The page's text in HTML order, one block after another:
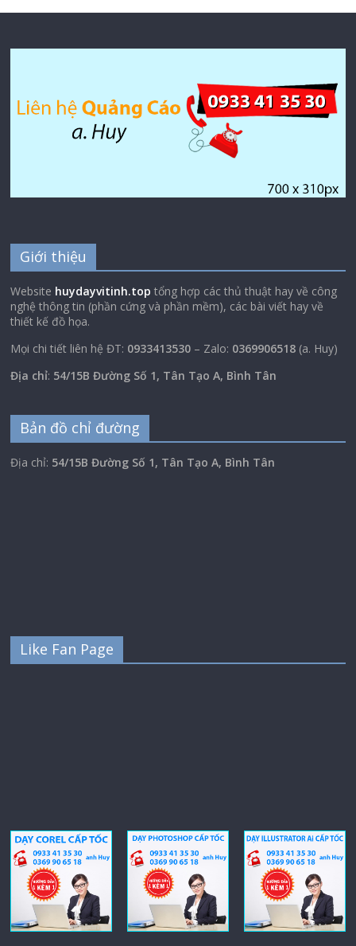
Giới thiệu
Website huydayvitinh.top tổng hợp các thủ thuật hay về công
nghệ thông tin (phần cứng và phần mềm), các bài viết hay về
thiết kế đồ họa.
Mọi chi tiết liên hệ ĐT: 0933413530 – Zalo: 0369906518 (a. Huy)
Địa chỉ: 54/15B Đường Số 1, Tân Tạo A, Bình Tân
Bản đồ chỉ đường
Địa chỉ: 54/15B Đường Số 1, Tân Tạo A, Bình Tân
Like Fan Page